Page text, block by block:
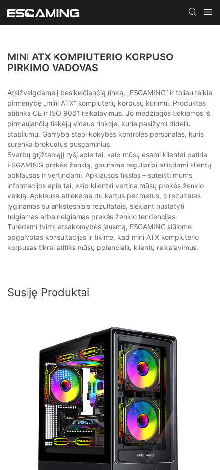
MINI ATX KOMPIUTERIO KORPUSO
PIRKIMO VADOVAS
Atsižvelgdama į besikeičiančią rinką, „ESGAMING“ ir toliau teikia
pirmenybę „mini ATX“ kompiuterių korpusų kūrimui. Produktas
atitinka CE ir ISO 9001 reikalavimus. Jo medžiagos tiekiamos iš
pirmaujančių tiekėjų vidaus rinkoje, kurie pasižymi dideliu
stabilumu. Gamybą stebi kokybės kontrolės personalas, kuris
surenka brokuotus pusgaminius.
Svarbų grįžtamąjį ryšį apie tai, kaip mūsų esami klientai patiria
ESGAMING prekės ženklą, gauname reguliariai atlikdami klientų
apklausas ir vertindami. Apklausos tikslas – suteikti mums
informacijos apie tai, kaip klientai vertina mūsų prekės ženklo
veiklą. Apklausa atliekama du kartus per metus, o rezultatas
lyginamas su ankstesniais rezultatais, siekiant nustatyti
teigiamas arba neigiamas prekės ženklo tendencijas.
Turėdami tvirtą atsakomybės jausmą, ESGAMING siūlome
apgalvotas konsultacijas ir tikime, kad mini ATX kompiuterio
korpusas tikrai atitiks mūsų potencialių klientų reikalavimus.
Susiję Produktai